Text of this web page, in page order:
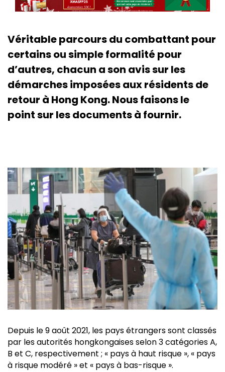
Véritable parcours du combattant pour
certains ou simple formalité pour
d’autres, chacun a son avis sur les
démarches imposées aux résidents de
retour à Hong Kong. Nous faisons le
point sur les documents à fournir.
Depuis le 9 août 2021, les pays étrangers sont classés
par les autorités hongkongaises selon 3 catégories A,
B et C, respectivement ; « pays à haut risque », « pays
à risque modéré » et « pays à bas-risque ».